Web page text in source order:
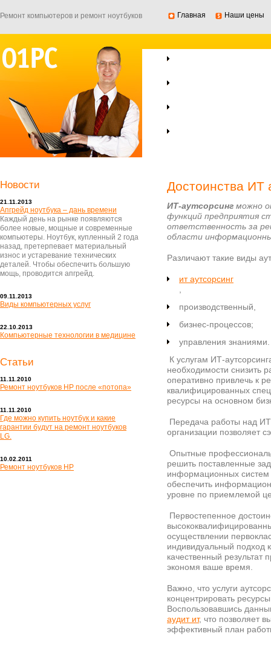
Ремонт компьютеров и ремонт ноутбуков Главная Наши цены
Достоинства ИТ
ИТ-аутсорсинг можно
функций предприятия
ответственность за
области
Различают такие виды
ит аутсорсинг
производственный,
бизнес-процессов;
управления знаниями.
К услугам ИТ-
необходимости снизить
оперативно привлечь к
квалифицированных
ресурсы на основном
Передача работы над
организации позволяет
Опытные
решить поставленные
информационных систем
обеспечить
уровне по приемлемой
Первостепенное
осуществлении
индивидуальный подход
качественный
экономя ваше время.
Важно, что услуги
концентрировать
Воспользовавшись
аудит ит, что позволяет
эффективный план
Новости
21.11.2013
Апгрейд ноутбука – дань времени
Каждый день на рынке появляются
более новые, мощные и современные
компьютеры. Ноутбук, купленный 2 года
назад, претерпевает материальный
износ и устаревание технических
деталей. Чтобы обеспечить большую
мощь, проводится апгрейд.
09.11.2013
Виды компьютерных услуг
22.10.2013
Компьютерные технологии в медицине
Статьи
11.11.2010
Ремонт ноутбуков HP после «потопа»
11.11.2010
Где можно купить ноутбук и какие
гарантии будут на ремонт ноутбуков
LG.
10.02.2011
Ремонт ноутбуков HP